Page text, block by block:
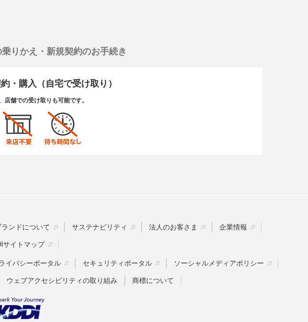
りかえ・新規契約のお手続き
・購入（自宅で受け取り）
店舗での受け取りも可能です。
ランドについて サステナビリティ 法人のお客さま 企業情報
サイトマップ
イバシーポータル セキュリティポータル ソーシャルメディアポリシー
ウェブアクセシビリティの取り組み 商標について